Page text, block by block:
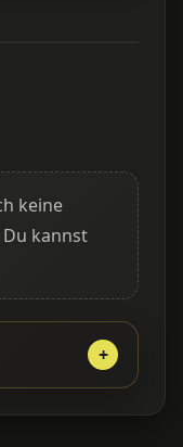
keine
kannst